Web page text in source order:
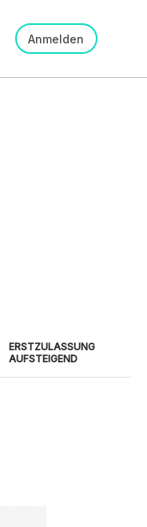
Anmelden
ERSTZULASSUNG
AUFSTEIGEND